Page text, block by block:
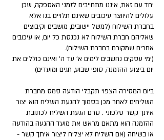
יחד עם זאת, איננו מתחייבים לזמני האספקה, שכן
עלולים להיווצר עיכובים שאינם תלויים בנו אלא
בחברת השילוח (למשל יישובים, מושבים וקיבוצים
שאליהם חברת השילוח לא נכנסת כל יום, או עיכובים
אחרים שמקורם בחברת השילוח).
(ימי עסקים נחשבים לימים א' עד ה' ואינם כוללים את
יום ביצוע ההזמנה, סופי שבוע, חגים ומועדים)
ביום המסירה הצפוי תקבלי הודעה סמס מחברת
השליחים לאחר מכן בסמוך להגעת השליח הוא יצור
איתך קשר טלפוני . טרם הגעת השליח לכתובת
ההזמנה הוא מתאם מראש את מועד ההגעה בהודעה
או בשיחה (אם השליח לא יצליח ליצור איתך קשר -